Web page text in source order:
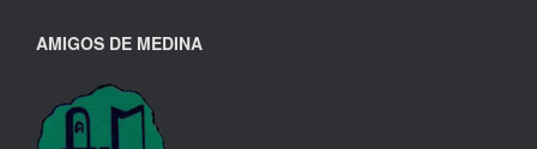
AMIGOS DE MEDINA